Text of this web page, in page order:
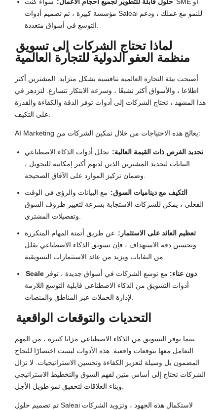
حلول قابلة للتطوير لجميع أحجام الأعمال: سواء كنت SME أو
مؤسسة كبيرة ، تم تصميم أدوات Saleai للنمو مع عملك ، ودعم
التوسع في أسواق متعددة.
لماذا تحتاج الشركات إلى تسويق
منظمة العفو الدولية للتجارة العالمية
أصبحت بيئة التجارة العالمية تنافسية بشكل متزايد. المشترين أكثر
اطلاعا ، والأسواق أكثر تشبعًا ، وسرعة الابتكار تتسارع. لتزدهر في
هذا المشهد ، تحتاج الشركات إلى أدوات توفر الدقة والكفاءة والقدرة
على التكيف.
AI Marketing يعالج هذه الاحتياجات من خلال تمكين الشركات من:
تحديد الفرص ذات القيمة العالية: تحلل أدوات الذكاء الاصطناعي
البيانات لتحديد المشترين الذين لديهم أكبر إمكانية للتحويل ،
وضمان تركيز الموارد على الآفاق الصحيحة.
التكيف مع ديناميات السوق: مع البيانات والرؤى في الوقت
الفعلي ، يمكن للشركات الاستجابة بسرعة لتغيير ظروف السوق
وتفضيلات المشتري.
تعظيم العائد على الاستثمار: عن طريق أتمتة المهام المتكررة
وتحسين دقة الاستهداف ، فإن تسويق الذكاء الاصطناعي يقلل
من النفايات ويزيد من عائد الاستثمارات التسويقية.
Scale دون عناء: مع توسع الشركات في أسواق جديدة ، توفر
أدوات التسويق من الذكاء الاصطناعى قابلية التوسع اللازمة
لإدارة الحملات عبر المناطق والمنصات.
التحديات والتوقعات الواقعية
بينما يوفر التسويق من الذكاء الاصطناعي مزايا كبيرة ، من المهم
التعامل معها بتوقعات واقعية. هذه الأدوات ليست اختصارًا للنجاح
المضمون بل وسيلة لتعزيز الكفاءة وتحسين الاستراتيجيات. لا تزال
الشركات تحتاج إلى أساس متين لفهم السوق والتخطيط الاستراتيجي
وبناء العلاقات لتحقيق نمو طويل الأجل.
تم تصميم حلول Saleai لاستكمال هذه الجهود ، وتزويد الشركات